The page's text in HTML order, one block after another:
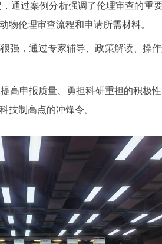
通过案例分析强调了伦理审查的重
物伦理审查流程和申请所需材料。
强，通过专家辅导、政策解读、操
高申报质量、勇担科研重担的积极性
技制高点的冲锋令。